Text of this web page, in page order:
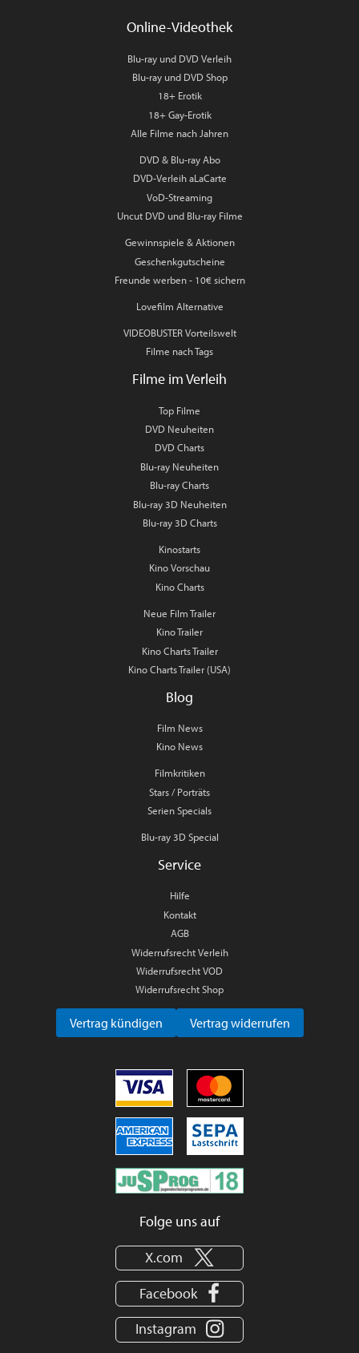
Online-Videothek
Blu-ray und DVD Verleih
Blu-ray und DVD Shop
18+ Erotik
18+ Gay-Erotik
Alle Filme nach Jahren
DVD & Blu-ray Abo
DVD-Verleih aLaCarte
VoD-Streaming
Uncut DVD und Blu-ray Filme
Gewinnspiele & Aktionen
Geschenkgutscheine
Freunde werben - 10€ sichern
Lovefilm Alternative
VIDEOBUSTER Vorteilswelt
Filme nach Tags
Filme im Verleih
Top Filme
DVD Neuheiten
DVD Charts
Blu-ray Neuheiten
Blu-ray Charts
Blu-ray 3D Neuheiten
Blu-ray 3D Charts
Kinostarts
Kino Vorschau
Kino Charts
Neue Film Trailer
Kino Trailer
Kino Charts Trailer
Kino Charts Trailer (USA)
Blog
Film News
Kino News
Filmkritiken
Stars / Porträts
Serien Specials
Blu-ray 3D Special
Service
Hilfe
Kontakt
AGB
Widerrufsrecht Verleih
Widerrufsrecht VOD
Widerrufsrecht Shop
Vertrag kündigen Vertrag widerrufen
Folge uns auf
X.com
Facebook
Instagram